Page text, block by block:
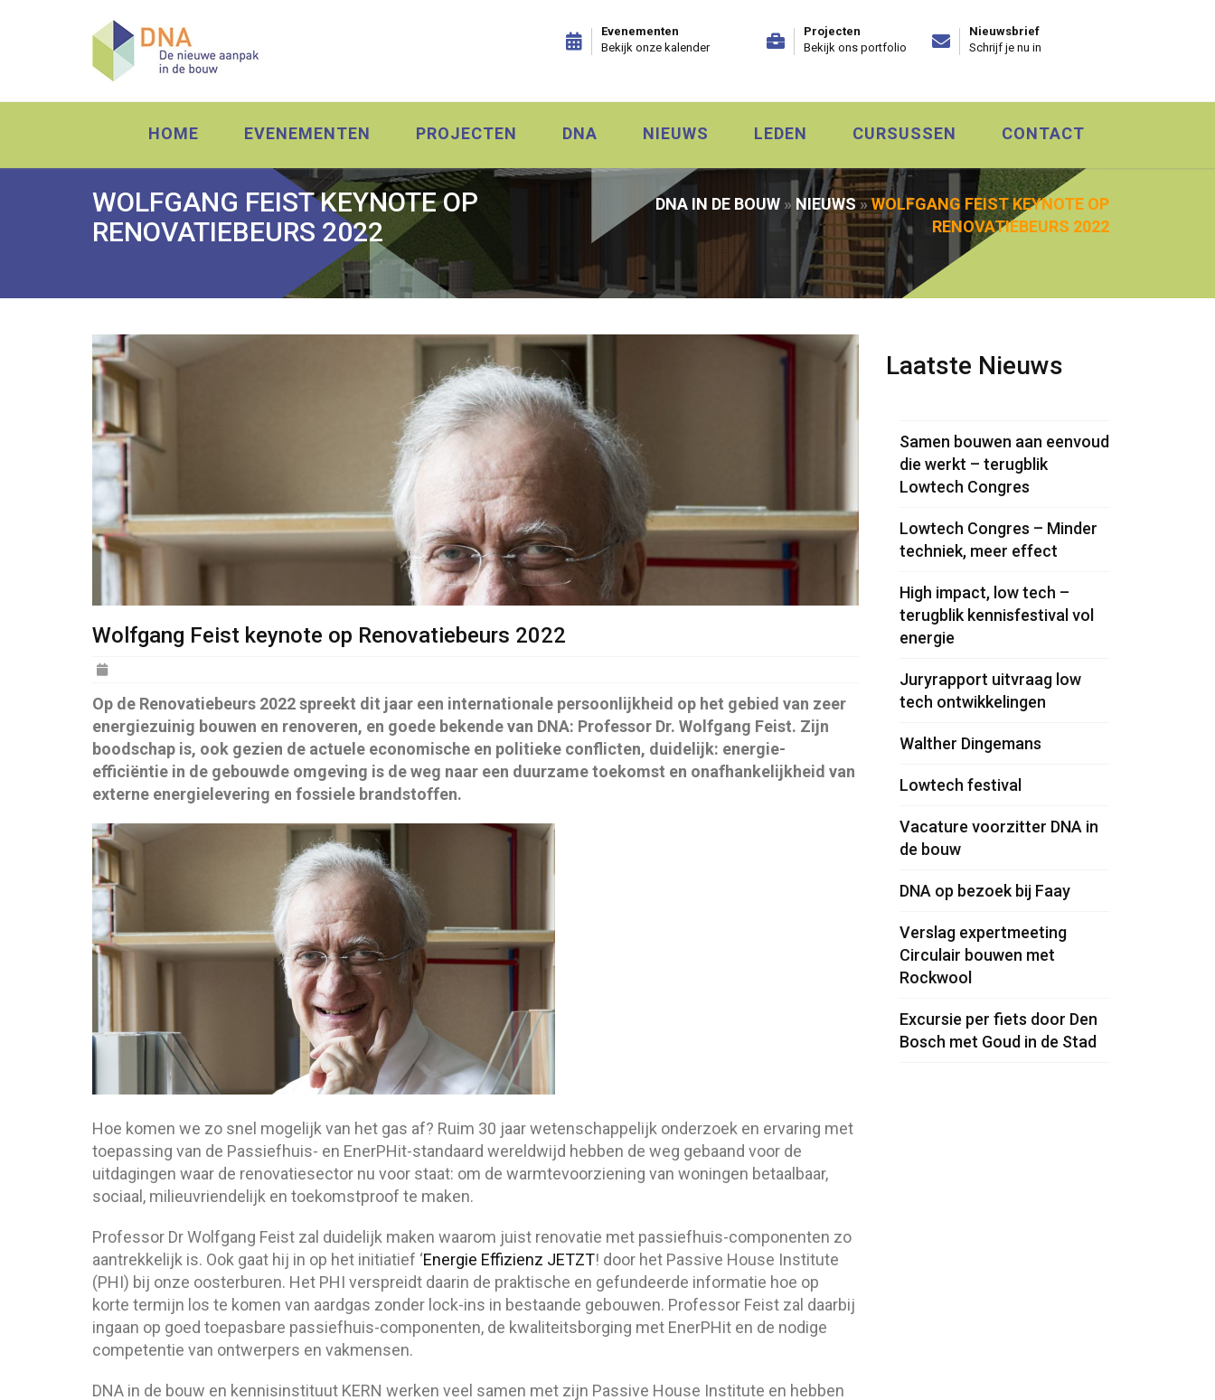
Evenementen
Bekijk onze kalender
Projecten
Bekijk ons portfolio
Nieuwsbrief
Schrijf je nu in
HOME EVENEMENTEN PROJECTEN DNA NIEUWS LEDEN CURSUSSEN CONTACT
WOLFGANG FEIST KEYNOTE OP
RENOVATIEBEURS 2022
DNA IN DE BOUW » NIEUWS»WOLFGANG FEIST KEYNOTE OP
RENOVATIEBEURS 2022
Wolfgang Feist keynote op Renovatiebeurs 2022
Op de Renovatiebeurs 2022 spreekt dit jaar een internationale persoonlijkheid op het gebied van zeer
energiezuinig bouwen en renoveren, en goede bekende van DNA: Professor Dr. Wolfgang Feist. Zijn
boodschap is, ook gezien de actuele economische en politieke conflicten, duidelijk: energie-
efficiëntie in de gebouwde omgeving is de weg naar een duurzame toekomst en onafhankelijkheid van
externe energielevering en fossiele brandstoffen.
Hoe komen we zo snel mogelijk van het gas af? Ruim 30 jaar wetenschappelijk onderzoek en ervaring met
toepassing van de Passiefhuis- en EnerPHit-standaard wereldwijd hebben de weg gebaand voor de
uitdagingen waar de renovatiesector nu voor staat: om de warmtevoorziening van woningen betaalbaar,
sociaal, milieuvriendelijk en toekomstproof te maken.
Professor Dr Wolfgang Feist zal duidelijk maken waarom juist renovatie met passiefhuis-componenten zo
aantrekkelijk is. Ook gaat hij in op het initiatief ‘Energie Effizienz JETZT! door het Passive House Institute
(PHI) bij onze oosterburen. Het PHI verspreidt daarin de praktische en gefundeerde informatie hoe op
korte termijn los te komen van aardgas zonder lock-ins in bestaande gebouwen. Professor Feist zal daarbij
ingaan op goed toepasbare passiefhuis-componenten, de kwaliteitsborging met EnerPHit en de nodige
competentie van ontwerpers en vakmensen.
DNA in de bouw en kennisinstituut KERN werken veel samen met zijn Passive House Institute en hebben
Laatste Nieuws
Samen bouwen aan eenvoud
die werkt – terugblik
Lowtech Congres
Lowtech Congres – Minder
techniek, meer effect
High impact, low tech –
terugblik kennisfestival vol
energie
Juryrapport uitvraag low
tech ontwikkelingen
Walther Dingemans
Lowtech festival
Vacature voorzitter DNA in
de bouw
DNA op bezoek bij Faay
Verslag expertmeeting
Circulair bouwen met
Rockwool
Excursie per fiets door Den
Bosch met Goud in de Stad